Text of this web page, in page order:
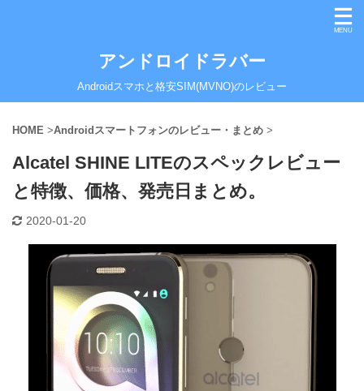
アンドロイドラバー
Androidスマホと格安SIM(MVNO)のレビュー
HOME >Androidスマートフォンのレビュー・まとめ >
Alcatel SHINE LITEのスペックレビュー
と特徴、価格、発売日まとめ。
2020-01-20